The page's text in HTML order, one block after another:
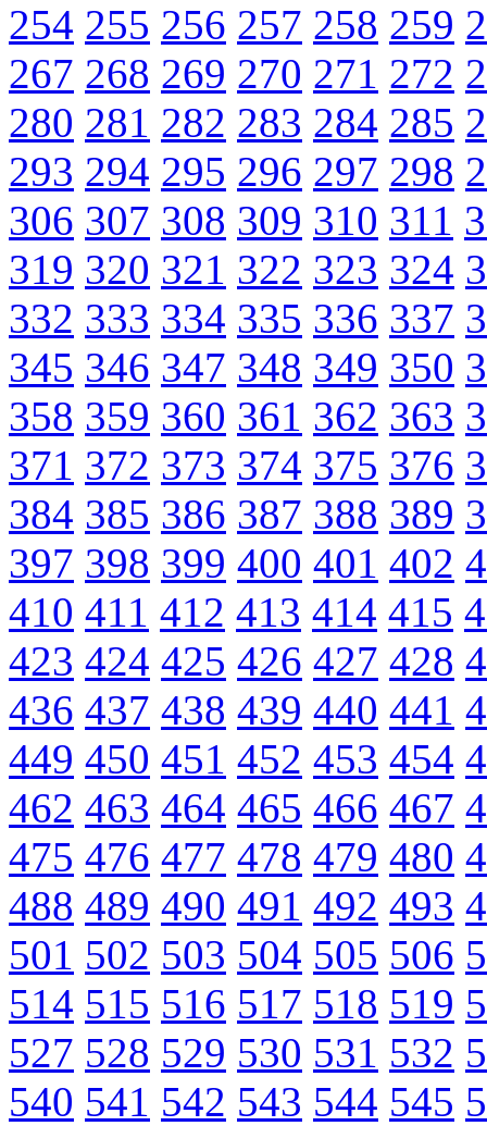
254 255 256 257 258 259
267 268 269 270 271 272
280 281 282 283 284 285
293 294 295 296 297 298
306 307 308 309 310 311
319 320 321 322 323 324
332 333 334 335 336 337
345 346 347 348 349 350
358 359 360 361 362 363
371 372 373 374 375 376
384 385 386 387 388 389
397 398 399 400 401 402
410 411 412 413 414 415
423 424 425 426 427 428
436 437 438 439 440 441
449 450 451 452 453 454
462 463 464 465 466 467
475 476 477 478 479 480
488 489 490 491 492 493
501 502 503 504 505 506
514 515 516 517 518 519
527 528 529 530 531 532
540 541 542 543 544 545